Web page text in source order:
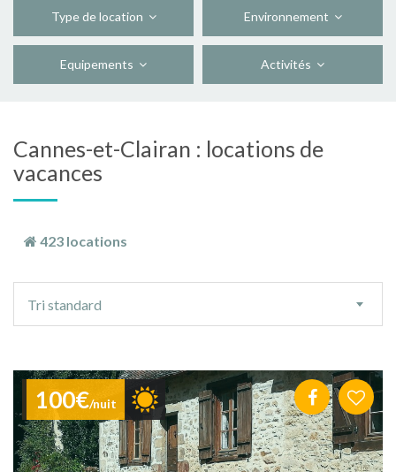
Type de location Environnement
Equipements Activités
Cannes-et-Clairan : locations de
vacances
423 locations
tri
Tri standard
100€/nuit